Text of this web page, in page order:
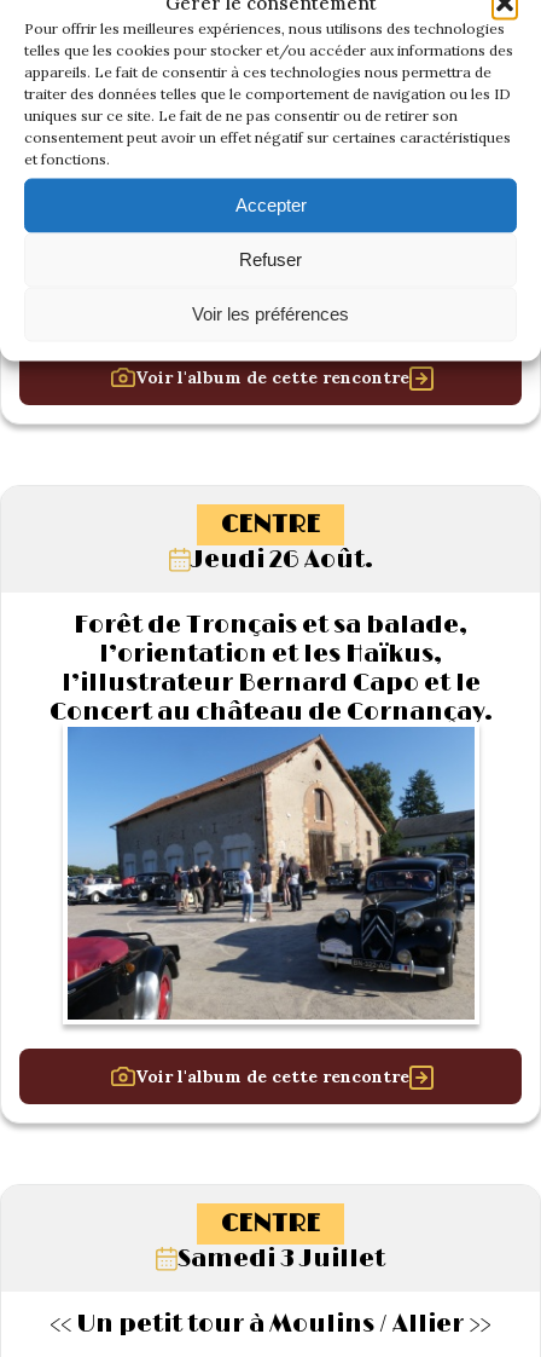
Pour offrir les meilleures expériences, nous utilisons des technologies
telles que les cookies pour stocker et/ou accéder aux informations des
appareils. Le fait de consentir à ces technologies nous permettra de
traiter des données telles que le comportement de navigation ou les ID
uniques sur ce site. Le fait de ne pas consentir ou de retirer son
consentement peut avoir un effet négatif sur certaines caractéristiques
et fonctions.
Accepter
Refuser
Voir les préférences
Voir l'album de cette rencontre
CENTRE
Jeudi 26 Août.
Forêt de Tronçais et sa balade,
l’orientation et les Haïkus,
l’illustrateur Bernard Capo et le
Concert au château de Cornançay.
Voir l'album de cette rencontre
CENTRE
Samedi 3 Juillet
<< Un petit tour à Moulins / Allier >>